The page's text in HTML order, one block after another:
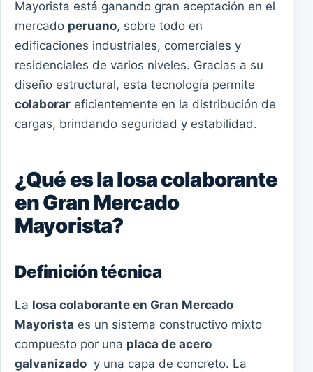
Mayorista está ganando gran aceptación en el
mercado peruano, sobre todo en
edificaciones industriales, comerciales y
residenciales de varios niveles. Gracias a su
diseño estructural, esta tecnología permite
colaborar eficientemente en la distribución de
cargas, brindando seguridad y estabilidad.
¿Qué es la losa colaborante
en Gran Mercado
Mayorista?
Definición técnica
La losa colaborante en Gran Mercado
Mayorista es un sistema constructivo mixto
compuesto por una placa de acero
galvanizado y una capa de concreto. La